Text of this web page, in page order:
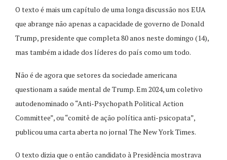
O texto é mais um capítulo de uma longa discussão nos EUA
que abrange não apenas a capacidade de governo de Donald
Trump, presidente que completa 80 anos neste domingo (14),
mas também a idade dos líderes do país como um todo.
Não é de agora que setores da sociedade americana
questionam a saúde mental de Trump. Em 2024, um coletivo
autodenominado o “Anti-Psychopath Political Action
Committee”, ou “comitê de ação política anti-psicopata”,
publicou uma carta aberta no jornal The New York Times.
O texto dizia que o então candidato à Presidência mostrava